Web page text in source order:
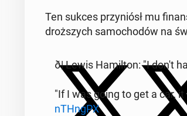
Ten sukces przyniósł mu
droższych samo­chodów na
ð️| Lewis Hamil­ton: "I
"If I was going to get a car,
nTH­ng­PX